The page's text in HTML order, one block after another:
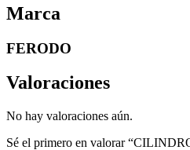
Marca
FERODO
Valoraciones
No hay valoraciones aún.
Sé el primero en valorar